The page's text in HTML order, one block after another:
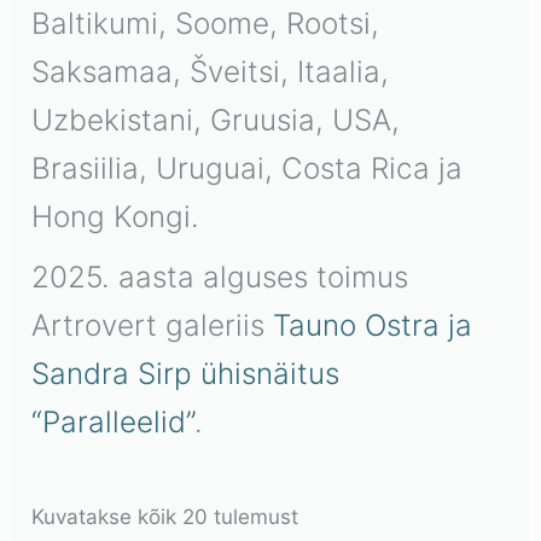
Baltikumi, Soome, Rootsi,
Saksamaa, Šveitsi, Itaalia,
Uzbekistani, Gruusia, USA,
Brasiilia, Uruguai, Costa Rica ja
Hong Kongi.
2025. aasta alguses toimus
Artrovert galeriis Tauno Ostra ja
Sandra Sirp ühisnäitus
“Paralleelid”.
Kuvatakse kõik 20 tulemust